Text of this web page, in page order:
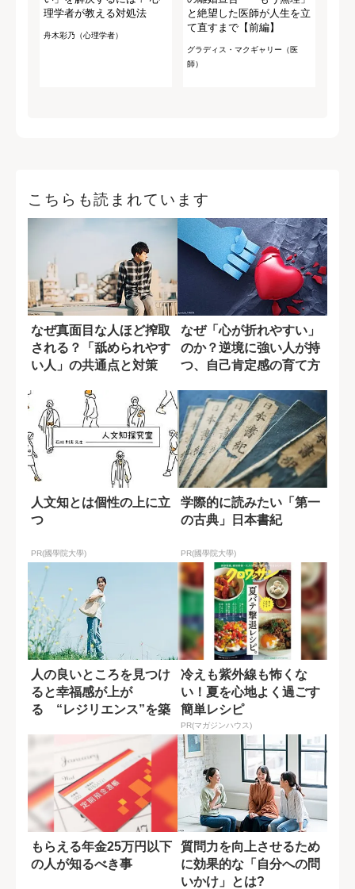
理学者が教える対処法
舟木彩乃（心理学者）
と絶望した医師が人生を立
て直すまで【前編】
グラディス・マクギャリー（医
師）
こちらも読まれています
なぜ真面目な人ほど搾取
される？「舐められやす
い人」の共通点と対策
なぜ「心が折れやすい」
のか？逆境に強い人が持
つ、自己肯定感の育て方
人文知とは個性の上に立
つ
PR(國學院大學)
学際的に読みたい「第一
の古典」日本書紀
PR(國學院大學)
人の良いところを見つけ
ると幸福感が上が
る “レジリエンス”を築
冷えも紫外線も怖くな
い！夏を心地よく過ごす
簡単レシピ
PR(マガジンハウス)
もらえる年金25万円以下
の人が知るべき事
質問力を向上させるため
に効果的な「自分への問
いかけ」とは?